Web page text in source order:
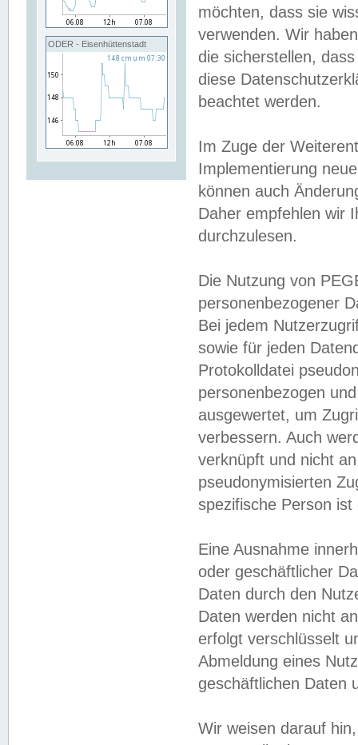
ODER - Eisenhüttenstadt
möchten, dass sie
verwenden. Wir
die sicherstellen,
diese
beachtet werden.
Im Zuge der
Implementierung
können auch
Daher empfehlen wir
durchzulesen.
Die Nutzung von
personenbezogener
Bei jedem
sowie für jeden
Protokolldatei
personenbezogen
ausgewertet, um
verbessern. Auch
verknüpft und nicht
pseudonymisierten
spezifische Person
Eine Ausnahme
oder geschäftlicher
Daten durch den
Daten werden nicht
erfolgt verschlüsselt
Abmeldung eines
geschäftlichen Daten
Wir weisen darauf